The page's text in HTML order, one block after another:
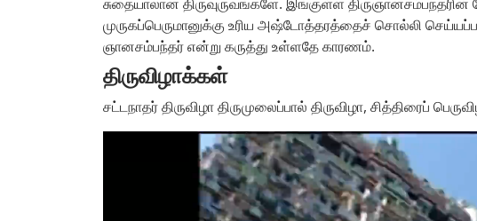
முருகப்பெருமானுக்கு உரிய அஷ்டோத்தரத்தைச் சொல்லி
ஞானசம்பந்தர் என்று கருத்து உள்ளதே காரணம்.
திருவிழாக்கள்
சட்டநாதர் திருவிழா திருமுலைப்பால் திருவிழா, சித்திரைப்